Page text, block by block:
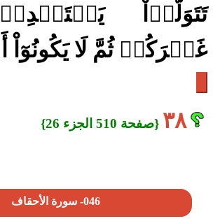
تَتَوَلَّوۡاْ
غَيۡرَكُمۡ ثُمَّ لَا يَكُونُوٓاْ
٣٨ {صفحة 510 الجزء 26}
046- سورة الأحقاف